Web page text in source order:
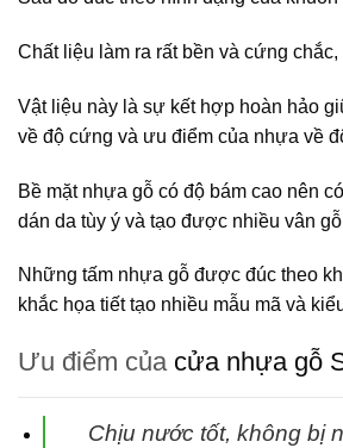
Chất liệu làm ra rất bền và cứng
Vật liệu này là sự kết hợp hoàn hảo
về độ cứng và ưu điểm của nhựa về
Bề mặt nhựa gỗ có độ bám cao nên
dán da tùy ý và tạo được nhiều vân
Những tấm nhựa gỗ được đúc theo
khắc họa tiết tạo nhiều mẫu mã và
Ưu điểm của cửa nhựa gỗ
Chịu nước tốt, không bị